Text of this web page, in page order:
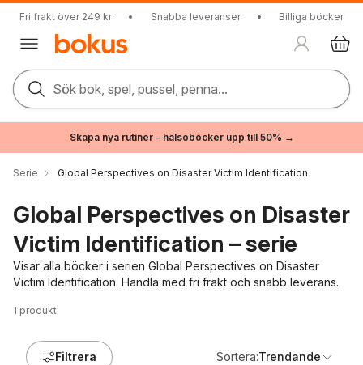
Fri frakt över 249 kr • Snabba leveranser • Billiga böcker
Sök bok, spel, pussel, penna...
Skapa nya rutiner – hälsoböcker upp till 50% →
Serie Global Perspectives on Disaster Victim Identification
Global Perspectives on Disaster
Victim Identification – serie
Visar alla böcker i serien Global Perspectives on Disaster
Victim Identification. Handla med fri frakt och snabb leverans.
1 produkt
Filtrera Sortera:Trendande